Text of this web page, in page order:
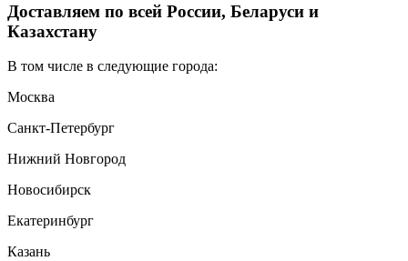
Доставляем по всей России, Беларуси и
Казахстану
В том числе в следующие города:
Москва
Санкт-Петербург
Нижний Новгород
Новосибирск
Екатеринбург
Казань